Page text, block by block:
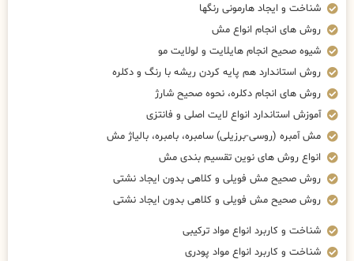
شناخت و ایجاد هارمونی رنگها
روش های انجام انواع مش
شیوه صحیح انجام هایلایت و لولایت مو
روش استاندارد هم پایه کردن ریشه با رنگ و دکلره
روش های انجام دکلره، نحوه صحیح شارژ
آموزش استاندارد انواع لایت اصلی و فانتزی
مش آمبره (روسی-برزیلی) سامبره، بامبره، بالیاژ مش
انواع روش های نوین تقسیم بندی مش
روش صحیح مش فویلی و کلاهی بدون ایجاد نشتی
روش صحیح مش فویلی و کلاهی بدون ایجاد نشتی
شناخت و کاربرد انواع مواد ترکیبی
شناخت و کاربرد انواع مواد پودری